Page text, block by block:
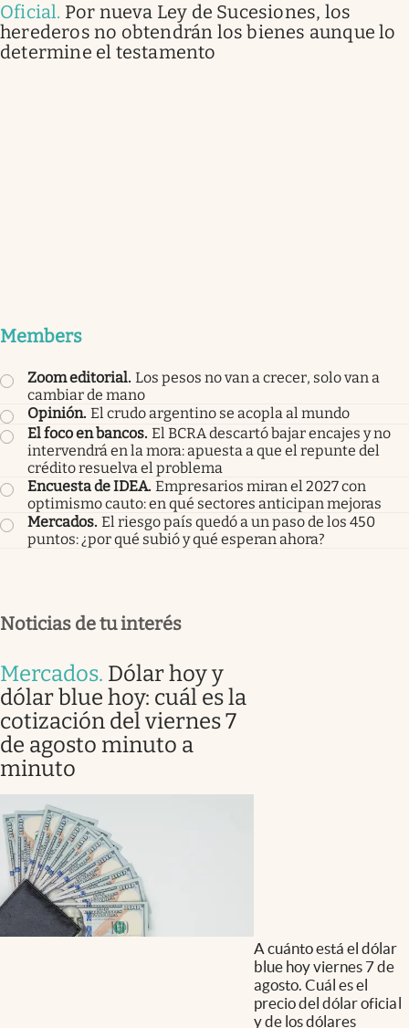
Oficial. Por nueva Ley de Sucesiones, los
herederos no obtendrán los bienes aunque lo
determine el testamento
Members
Zoom editorial. Los pesos no van a crecer, solo van a
cambiar de mano
Opinión. El crudo argentino se acopla al mundo
El foco en bancos. El BCRA descartó bajar encajes y no
intervendrá en la mora: apuesta a que el repunte del
crédito resuelva el problema
Encuesta de IDEA. Empresarios miran el 2027 con
optimismo cauto: en qué sectores anticipan mejoras
Mercados. El riesgo país quedó a un paso de los 450
puntos: ¿por qué subió y qué esperan ahora?
Noticias de tu interés
Mercados. Dólar hoy y
dólar blue hoy: cuál es la
cotización del viernes 7
de agosto minuto a
minuto
A cuánto está el dólar
blue hoy viernes 7 de
agosto. Cuál es el
precio del dólar oficial
y de los dólares